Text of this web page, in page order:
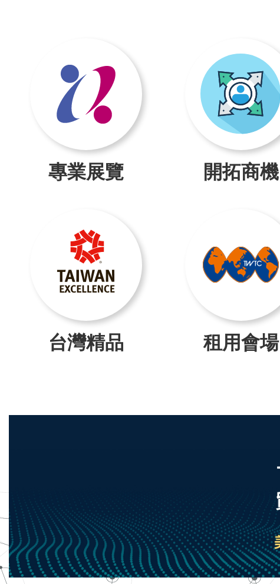
專業展覽 開拓商機
台灣精品 租用會場